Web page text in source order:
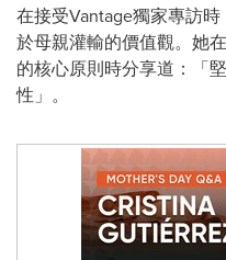
在接受Vantage獨家專訪
於母親灌輸的價值觀。她
的核心原則時分享道：「
性」。